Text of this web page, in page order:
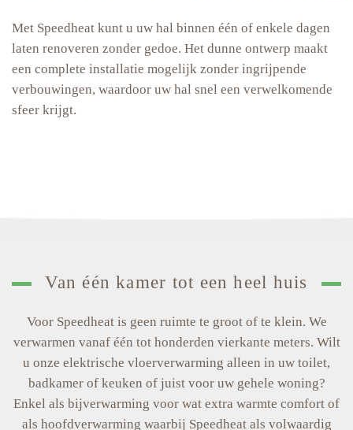
Met Speedheat kunt u uw hal binnen één of enkele dagen
laten renoveren zonder gedoe. Het dunne ontwerp maakt
een complete installatie mogelijk zonder ingrijpende
verbouwingen, waardoor uw hal snel een verwelkomende
sfeer krijgt.
Van één kamer tot een heel huis
Voor Speedheat is geen ruimte te groot of te klein. We
verwarmen vanaf één tot honderden vierkante meters. Wilt
u onze elektrische vloerverwarming alleen in uw toilet,
badkamer of keuken of juist voor uw gehele woning?
Enkel als bijverwarming voor wat extra warmte comfort of
als hoofdverwarming waarbij Speedheat als volwaardig